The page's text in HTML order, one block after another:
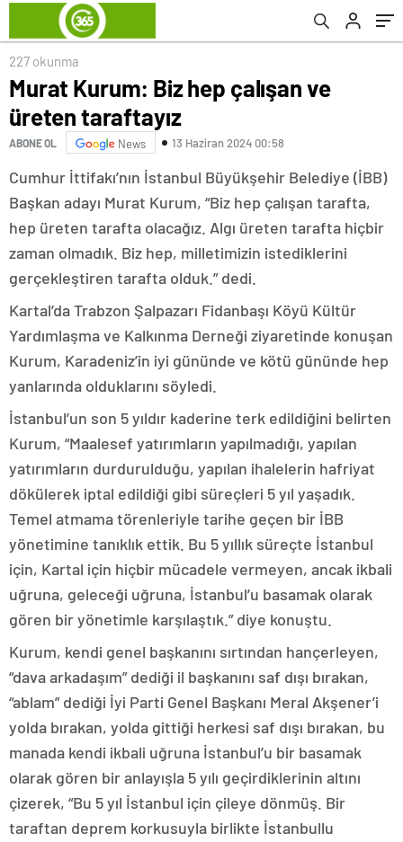
227 okunma
Murat Kurum: Biz hep çalışan ve
üreten taraftayız
ABONE OL News 13 Haziran 2024 00:58
Cumhur İttifakı’nın İstanbul Büyükşehir Belediye (İBB)
Başkan adayı Murat Kurum, “Biz hep çalışan tarafta,
hep üreten tarafta olacağız. Algı üreten tarafta hiçbir
zaman olmadık. Biz hep, milletimizin istediklerini
gerçekleştiren tarafta olduk.” dedi.
Kartal’da Trabzon Şalpazarı Fidanbaşı Köyü Kültür
Yardımlaşma ve Kalkınma Derneği ziyaretinde konuşan
Kurum, Karadeniz’in iyi gününde ve kötü gününde hep
yanlarında olduklarını söyledi.
İstanbul’un son 5 yıldır kaderine terk edildiğini belirten
Kurum, “Maalesef yatırımların yapılmadığı, yapılan
yatırımların durdurulduğu, yapılan ihalelerin hafriyat
dökülerek iptal edildiği gibi süreçleri 5 yıl yaşadık.
Temel atmama törenleriyle tarihe geçen bir İBB
yönetimine tanıklık ettik. Bu 5 yıllık süreçte İstanbul
için, Kartal için hiçbir mücadele vermeyen, ancak ikbali
uğruna, geleceği uğruna, İstanbul’u basamak olarak
gören bir yönetimle karşılaştık.” diye konuştu.
Kurum, kendi genel başkanını sırtından hançerleyen,
“dava arkadaşım” dediği il başkanını saf dışı bırakan,
“ablam” dediği İyi Parti Genel Başkanı Meral Akşener’i
yolda bırakan, yolda gittiği herkesi saf dışı bırakan, bu
manada kendi ikbali uğruna İstanbul’u bir basamak
olarak gören bir anlayışla 5 yılı geçirdiklerinin altını
çizerek, “Bu 5 yıl İstanbul için çileye dönmüş. Bir
taraftan deprem korkusuyla birlikte İstanbullu